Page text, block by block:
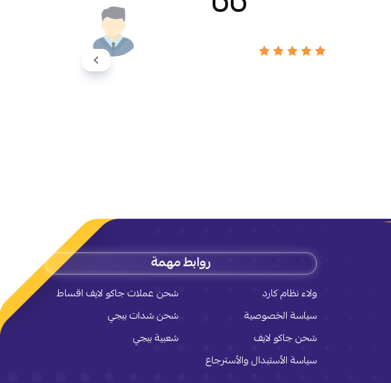
روابط مهمة
ولاء نظام كارد
شحن عملات جاكو لايف اقساط
سياسة الخصوصية
شحن شدات ببجي
شحن جاكو لايف
شعبية ببجي
سياسة الأستبدال والأسترجاع